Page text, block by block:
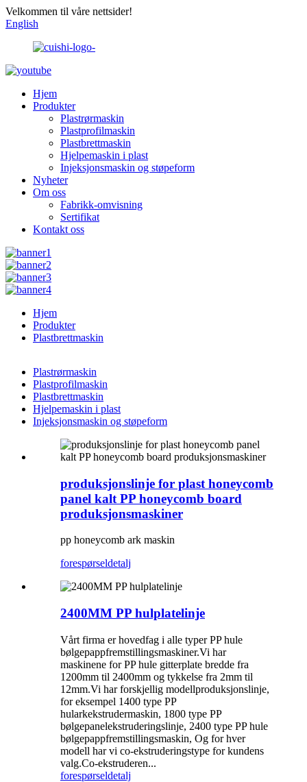
Velkommen til våre nettsider!
English
Hjem
Produkter
Plastrørmaskin
Plastprofilmaskin
Plastbrettmaskin
Hjelpemaskin i plast
Injeksjonsmaskin og støpeform
Nyheter
Om oss
Fabrikk-omvisning
Sertifikat
Kontakt oss
Hjem
Produkter
Plastbrettmaskin
Plastrørmaskin
Plastprofilmaskin
Plastbrettmaskin
Hjelpemaskin i plast
Injeksjonsmaskin og støpeform
produksjonslinje for plast honeycomb
panel kalt PP honeycomb board
produksjonsmaskiner
pp honeycomb ark maskin
forespørseldetalj
2400MM PP hulplatelinje
Vårt firma er hovedfag i alle typer PP hule
bølgepappfremstillingsmaskiner.Vi har
maskinene for PP hule gitterplate bredde fra
1200mm til 2400mm og tykkelse fra 2mm til
12mm.Vi har forskjellig modellproduksjonslinje,
for eksempel 1400 type PP
hularkekstrudermaskin, 1800 type PP
bølgepanelekstruderingslinje, 2400 type PP hule
bølgepappfremstillingsmaskin, Og for hver
modell har vi co-ekstruderingstype for kundens
valg.Co-ekstruderen...
forespørseldetalj